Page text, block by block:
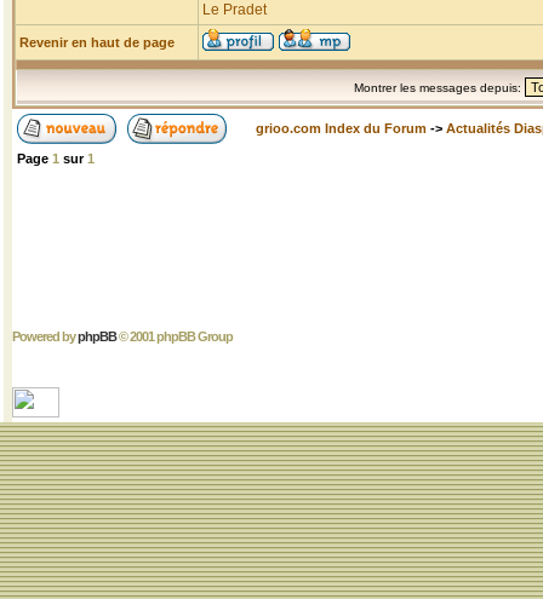
Le Pradet
Revenir en haut de page
Montrer les messages depuis:
grioo.com Index du Forum -> Actualités
Page 1 sur1
Powered byphpBB© 2001 phpBB Group